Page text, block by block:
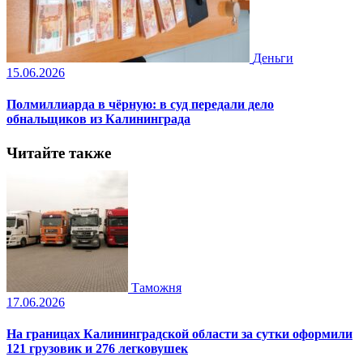
Деньги
15.06.2026
Полмиллиарда в чёрную: в суд передали дело
обнальщиков из Калининграда
Читайте также
Таможня
17.06.2026
На границах Калининградской области за сутки оформили
121 грузовик и 276 легковушек